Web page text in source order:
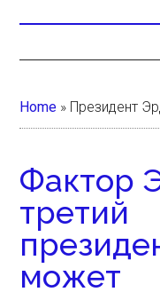
Home » Президент
Фактор
третий
может